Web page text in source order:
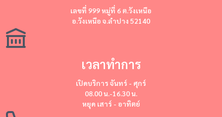
​​เลขที่ 999 หมู่ที่ 6 ต.วังเหนือ
อ.วังเหนือ จ.ลำปาง 52140
เวลาทำการ
เปิดบริการ จันทร์ - ศุกร์
08.00 น.-16.30 น.
หยุด เสาร์ - อาทิตย์